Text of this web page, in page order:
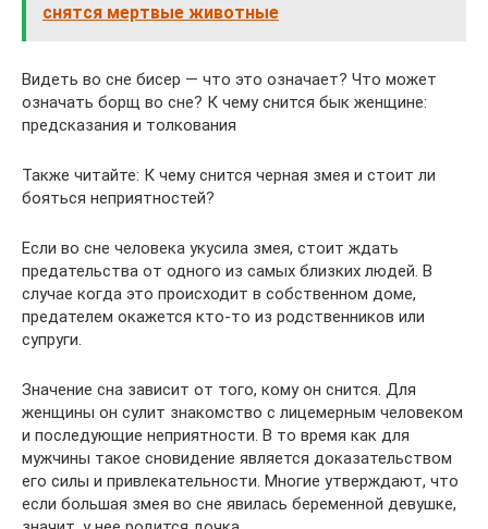
снятся мертвые животные
Видеть во сне бисер — что это означает? Что может
означать борщ во сне? К чему снится бык женщине:
предсказания и толкования
Также читайте: К чему снится черная змея и стоит ли
бояться неприятностей?
Если во сне человека укусила змея, стоит ждать
предательства от одного из самых близких людей. В
случае когда это происходит в собственном доме,
предателем окажется кто-то из родственников или
супруги.
Значение сна зависит от того, кому он снится. Для
женщины он сулит знакомство с лицемерным человеком
и последующие неприятности. В то время как для
мужчины такое сновидение является доказательством
его силы и привлекательности. Многие утверждают, что
если большая змея во сне явилась беременной девушке,